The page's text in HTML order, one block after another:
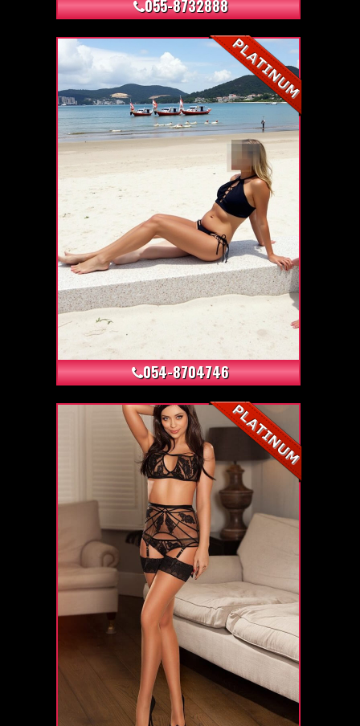
055-8732888
054-8704746
+24